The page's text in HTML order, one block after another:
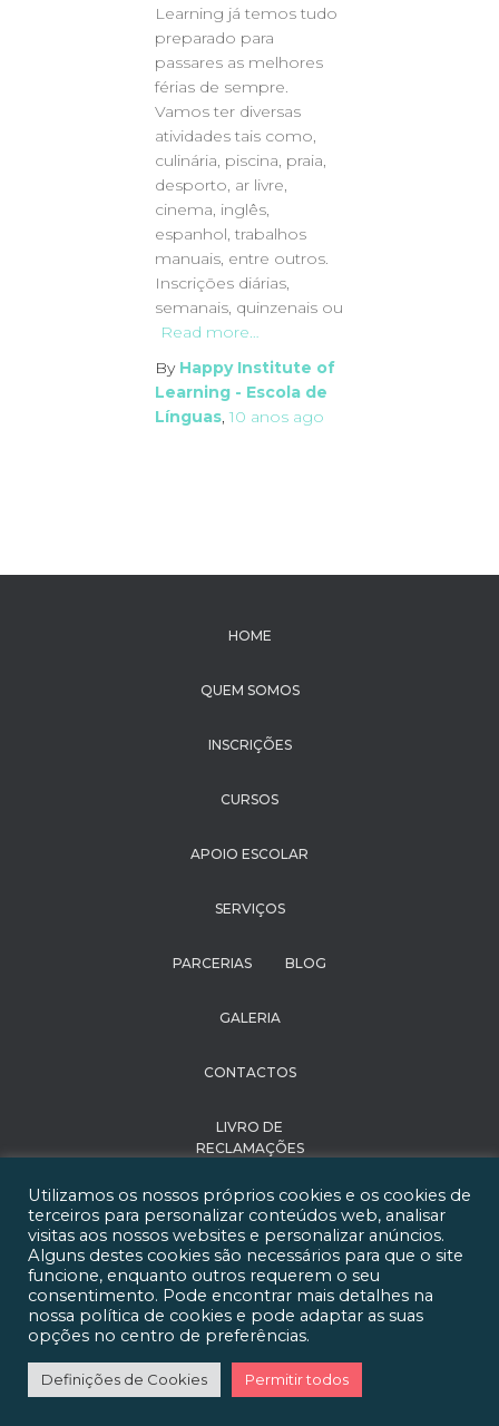
Learning já temos tudo
preparado para
passares as melhores
férias de sempre.
Vamos ter diversas
atividades tais como,
culinária, piscina, praia,
desporto, ar livre,
cinema, inglês,
espanhol, trabalhos
manuais, entre outros.
Inscrições diárias,
semanais, quinzenais ou
Read more…
By Happy Institute of
Learning - Escola de
Línguas,10 anos ago
HOME
QUEM SOMOS
INSCRIÇÕES
CURSOS
APOIO ESCOLAR
SERVIÇOS
PARCERIAS BLOG
GALERIA
CONTACTOS
LIVRO DE
RECLAMAÇÕES
POLÍTICA DE
PRIVACIDADE
RECRUTAMENTO
Happy Institute of
os direitos reservados
Utilizamos os nossos próprios cookies e os cookies de
terceiros para personalizar conteúdos web, analisar
visitas aos nossos websites e personalizar anúncios.
Alguns destes cookies são necessários para que o site
funcione, enquanto outros requerem o seu
consentimento. Pode encontrar mais detalhes na
nossa política de cookies e pode adaptar as suas
opções no centro de preferências.
Definições de Cookies Permitir todos